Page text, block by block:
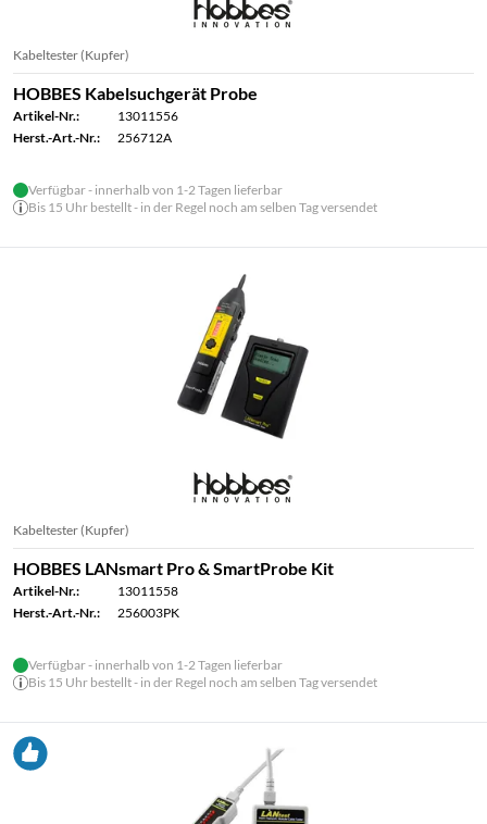
Kabeltester (Kupfer)
HOBBES Kabelsuchgerät Probe
Artikel-Nr.:
13011556
Herst.-Art.-Nr.:
256712A
Verfügbar - innerhalb von 1-2 Tagen lieferbar
Bis 15 Uhr bestellt - in der Regel noch am selben Tag versendet
Kabeltester (Kupfer)
HOBBES LANsmart Pro & SmartProbe Kit
Artikel-Nr.:
13011558
Herst.-Art.-Nr.:
256003PK
Verfügbar - innerhalb von 1-2 Tagen lieferbar
Bis 15 Uhr bestellt - in der Regel noch am selben Tag versendet